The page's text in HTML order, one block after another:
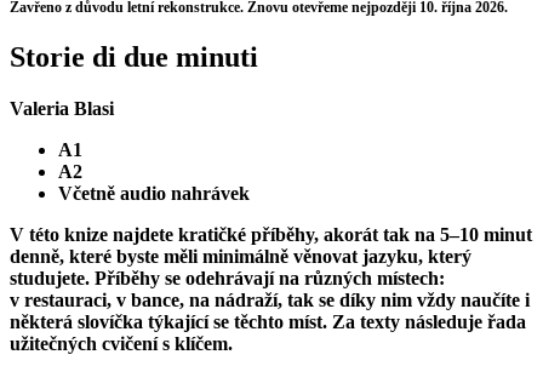
Zavřeno z důvodu letní rekonstrukce. Znovu otevřeme nejpozději 10. října 2026.
Storie di due minuti
Valeria Blasi
A1
A2
Včetně audio nahrávek
V této knize najdete kratičké příběhy, akorát tak na 5–10 minut
denně, které byste měli minimálně věnovat jazyku, který
studujete. Příběhy se odehrávají na různých místech:
v restauraci, v bance, na nádraží, tak se díky nim vždy naučíte i
některá slovíčka týkající se těchto míst. Za texty následuje řada
užitečných cvičení s klíčem.